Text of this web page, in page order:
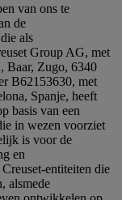
van ons te
de
als
Group AG, met
Baar, Zugo, 6340
B62153630, met
Spanje, heeft
basis van een
in wezen voorziet
is voor de
en
entiteiten die
alsmede